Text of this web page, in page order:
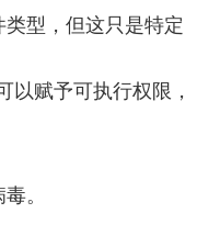
型，但这只是特定
赋予可执行权限，
。